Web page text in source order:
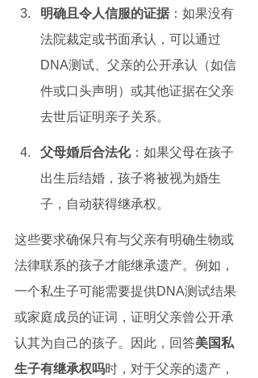
明确且令人信服的证据 ：如果没有
法院裁定或书面承认，可以通过
DNA测试、父亲的公开承认（如信
件或口头声明）或其他证据在父亲
去世后证明亲子关系。
父母婚后合法化：如果父母在孩子
出生后结婚，孩子将被视为婚生
子，自动获得继承权。
这些要求确保只有与父亲有明确生物或
法律联系的孩子才能继承遗产。例如，
一个私生子可能需要提供DNA测试结果
或家庭成员的证词，证明父亲曾公开承
认其为自己的孩子。因此，回答美国私
生子有继承权吗时，对于父亲的遗产，